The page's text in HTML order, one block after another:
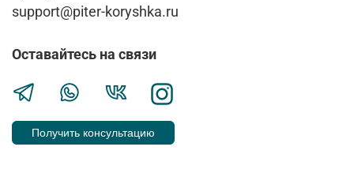
support@piter-koryshka.ru
Оставайтесь на связи
Получить консультацию